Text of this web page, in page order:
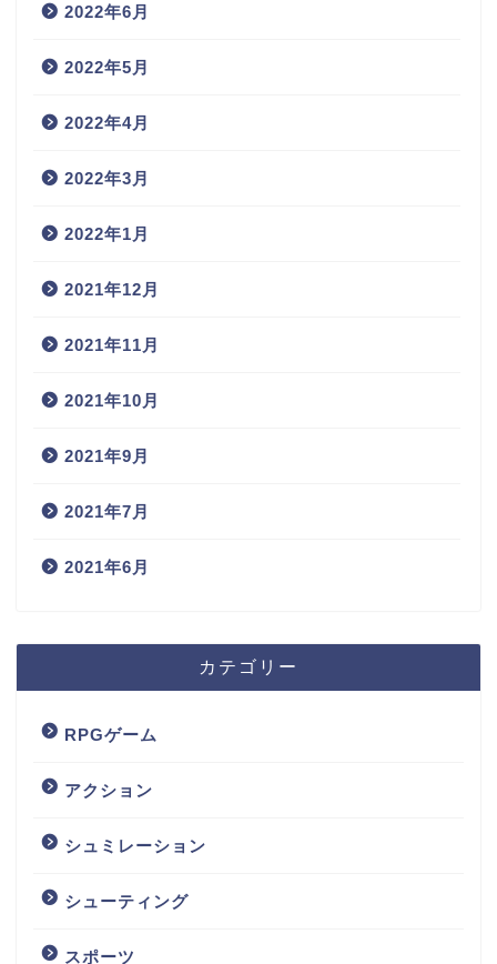
2022年6月
2022年5月
2022年4月
2022年3月
2022年1月
2021年12月
2021年11月
2021年10月
2021年9月
2021年7月
2021年6月
カテゴリー
RPGゲーム
アクション
シュミレーション
シューティング
スポーツ